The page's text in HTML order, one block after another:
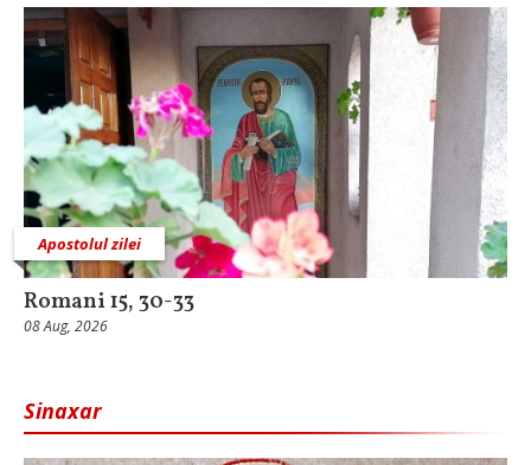
Apostolul zilei
Romani 15, 30-33
08 Aug, 2026
Sinaxar